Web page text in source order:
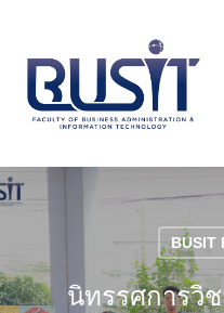
main
content
BUSIT
นิทรรศการวิ